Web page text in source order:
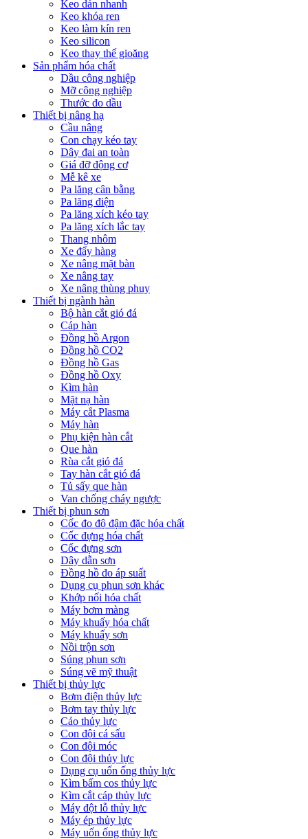
Keo dán nhanh
Keo khóa ren
Keo làm kín ren
Keo silicon
Keo thay thế gioăng
Sản phẩm hóa chất
Dầu công nghiệp
Mỡ công nghiệp
Thước đo dầu
Thiết bị nâng hạ
Cầu nâng
Con chạy kéo tay
Dây đai an toàn
Giá đỡ động cơ
Mễ kê xe
Pa lăng cân bằng
Pa lăng điện
Pa lăng xích kéo tay
Pa lăng xích lắc tay
Thang nhôm
Xe đẩy hàng
Xe nâng mặt bàn
Xe nâng tay
Xe nâng thùng phuy
Thiết bị ngành hàn
Bộ hàn cắt gió đá
Cáp hàn
Đồng hồ Argon
Đồng hồ CO2
Đồng hồ Gas
Đồng hồ Oxy
Kìm hàn
Mặt nạ hàn
Máy cắt Plasma
Máy hàn
Phụ kiện hàn cắt
Que hàn
Rùa cắt gió đá
Tay hàn cắt gió đá
Tủ sấy que hàn
Van chống cháy ngược
Thiết bị phun sơn
Cốc đo độ đậm đặc hóa chất
Cốc đựng hóa chất
Cốc đựng sơn
Dây dẫn sơn
Đồng hồ đo áp suất
Dụng cụ phun sơn khác
Khớp nối hóa chất
Máy bơm màng
Máy khuấy hóa chất
Máy khuấy sơn
Nồi trộn sơn
Súng phun sơn
Súng vẽ mỹ thuật
Thiết bị thủy lực
Bơm điện thủy lực
Bơm tay thủy lực
Cảo thủy lực
Con đội cá sấu
Con đội móc
Con đội thủy lực
Dụng cụ uốn ống thủy lực
Kìm bấm cos thủy lực
Kìm cắt cáp thủy lực
Máy đột lỗ thủy lực
Máy ép thủy lực
Máy uốn ống thủy lực